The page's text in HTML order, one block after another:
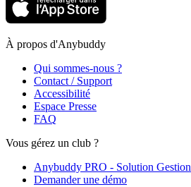
À propos d'Anybuddy
Qui sommes-nous ?
Contact / Support
Accessibilité
Espace Presse
FAQ
Vous gérez un club ?
Anybuddy PRO - Solution Gestion
Demander une démo